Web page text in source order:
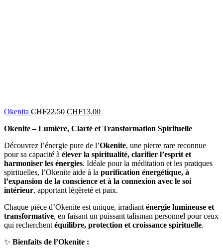
Okenita CHF22.50 CHF13.00
Okenite – Lumière, Clarté et Transformation Spirituelle
Découvrez l’énergie pure de l’Okenite, une pierre rare reconnue
pour sa capacité à élever la spiritualité, clarifier l’esprit et
harmoniser les énergies. Idéale pour la méditation et les pratiques
spirituelles, l’Okenite aide à la purification énergétique, à
l’expansion de la conscience et à la connexion avec le soi
intérieur, apportant légèreté et paix.
Chaque pièce d’Okenite est unique, irradiant énergie lumineuse et
transformative, en faisant un puissant talisman personnel pour ceux
qui recherchent équilibre, protection et croissance spirituelle.
✨ Bienfaits de l’Okenite :